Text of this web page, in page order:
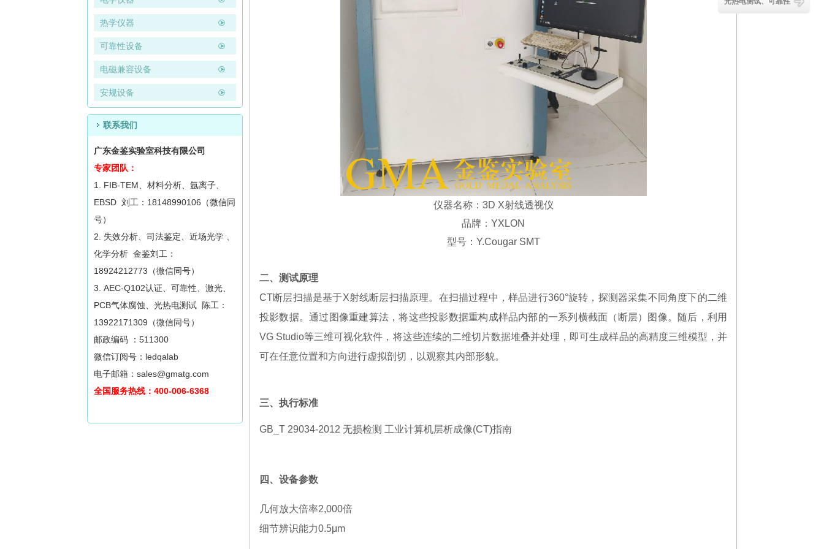
热学仪器
可靠性设备
电磁兼容设备
安规设备
联系我们
广东金鉴实验室科技有限公司
专家团队：
1. FIB-TEM、材料分析、氩离子、
EBSD 刘工：18148990106（微信同
号）
2. 失效分析、司法鉴定、近场光学 、
化学分析 金鉴刘工：
18924212773（微信同号）
3. AEC-Q102认证、可靠性、激光、
PCB气体腐蚀、光热电测试 陈工：
13922171309（微信同号）
邮政编码 ：511300
微信订阅号：ledqalab
电子邮箱：sales@gmatg.com
全国服务热线：400-006-6368
仪器名称：3D X射线透视仪
品牌：YXLON
型号：Y.Cougar SMT
二、测试原理
CT断层扫描是基于X射线断层扫描原理。在扫描过程中，样品进行360°旋转，探测器采集不同角度下的二维
投影数据。通过图像重建算法，将这些投影数据重构成样品内部的一系列横截面（断层）图像。随后，利用
VG Studio等三维可视化软件，将这些连续的二维切片数据堆叠并处理，即可生成样品的高精度三维模型，并
可在任意位置和方向进行虚拟剖切，以观察其内部形貌。
三、执行标准
GB_T 29034-2012 无损检测 工业计算机层析成像(CT)指南
四、设备参数
几何放大倍率2,000倍
细节辨识能力0.5μm